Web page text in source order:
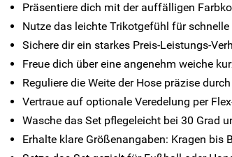
Präsentiere dich mit der auffälligen
Nutze das leichte Trikotgefühl für
Sichere dir ein starkes Preis-Leistungs-
Freue dich über eine angenehm weiche
Reguliere die Weite der Hose präzise
Vertraue auf optionale Veredelung per
Wasche das Set pflegeleicht bei 30 Grad
Erhalte klare Größenangaben: Kragen bis